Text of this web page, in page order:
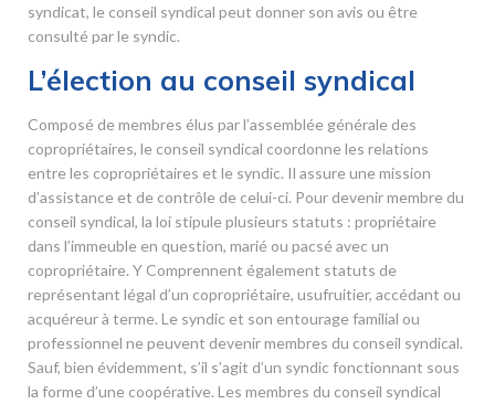
syndicat, le conseil syndical peut donner son avis ou être
consulté par le syndic.
L’élection au conseil syndical
Composé de membres élus par l’assemblée générale des
copropriétaires, le conseil syndical coordonne les relations
entre les copropriétaires et le syndic. Il assure une mission
d’assistance et de contrôle de celui-ci. Pour devenir membre du
conseil syndical, la loi stipule plusieurs statuts : propriétaire
dans l’immeuble en question, marié ou pacsé avec un
copropriétaire. Y Comprennent également statuts de
représentant légal d’un copropriétaire, usufruitier, accédant ou
acquéreur à terme. Le syndic et son entourage familial ou
professionnel ne peuvent devenir membres du conseil syndical.
Sauf, bien évidemment, s’il s’agit d’un syndic fonctionnant sous
la forme d’une coopérative. Les membres du conseil syndical